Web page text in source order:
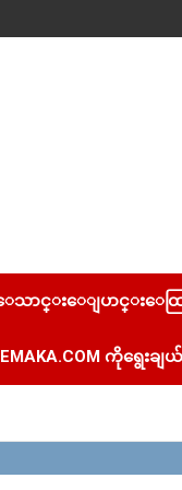
သာင္းေျပာင္းေထ
ကိုရွေးချ